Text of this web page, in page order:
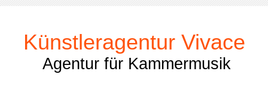
Künstleragentur Vivace
Agentur für Kammermusik